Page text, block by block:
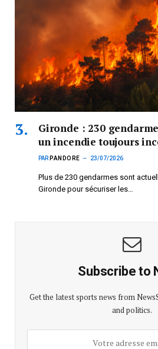
Gironde : 230
un incendie toujours
PAR PANDORE 23/07/2026
Plus de 230 gendarmes sont
Gironde pour sécuriser les…
Subscribe to
Get the latest sports news from
and politics.